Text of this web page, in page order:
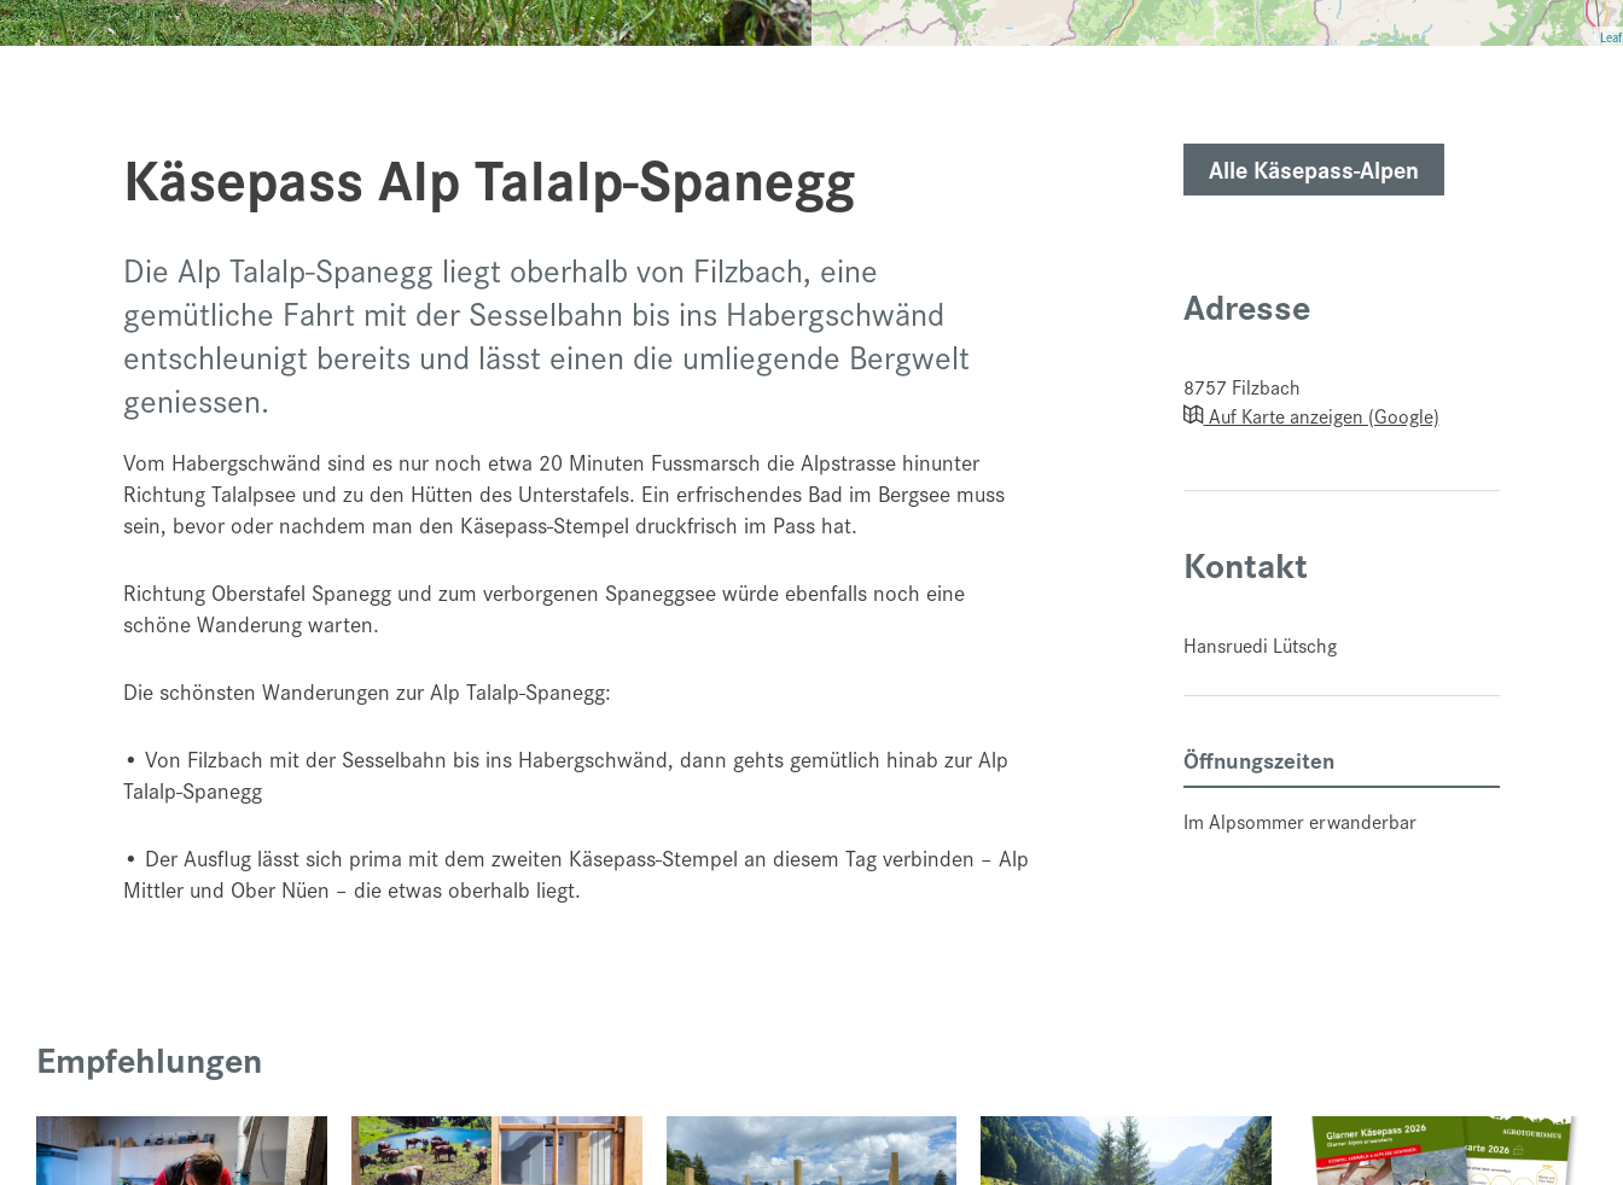
Käsepass Alp Talalp-Spanegg
Die Alp Talalp-Spanegg liegt oberhalb von Filzbach, eine
gemütliche Fahrt mit der Sesselbahn bis ins Habergschwänd
entschleunigt bereits und lässt einen die umliegende Bergwelt
geniessen.
Vom Habergschwänd sind es nur noch etwa 20 Minuten Fussmarsch die Alpstrasse hinunter
Richtung Talalpsee und zu den Hütten des Unterstafels. Ein erfrischendes Bad im Bergsee muss
sein, bevor oder nachdem man den Käsepass-Stempel druckfrisch im Pass hat.
Richtung Oberstafel Spanegg und zum verborgenen Spaneggsee würde ebenfalls noch eine
schöne Wanderung warten.
Die schönsten Wanderungen zur Alp Talalp-Spanegg:
• Von Filzbach mit der Sesselbahn bis ins Habergschwänd, dann gehts gemütlich hinab zur Alp
Talalp-Spanegg
• Der Ausflug lässt sich prima mit dem zweiten Käsepass-Stempel an diesem Tag verbinden – Alp
Mittler und Ober Nüen – die etwas oberhalb liegt.
Alle Käsepass-Alpen
Adresse
8757 Filzbach
Auf Karte anzeigen (Google)
Kontakt
Hansruedi Lütschg
Öffnungszeiten
Im Alpsommer erwanderbar
Empfehlungen